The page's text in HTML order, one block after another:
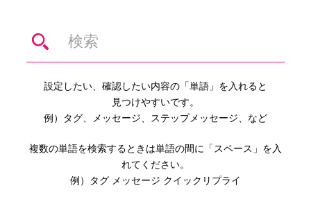
設定したい、確認したい内容の「単語」を入れると
見つけやすいです。
例）タグ、メッセージ、ステップメッセージ、など
複数の単語を検索するときは単語の間に「スペース」を入
れてください。
例）タグ メッセージ クイックリプライ